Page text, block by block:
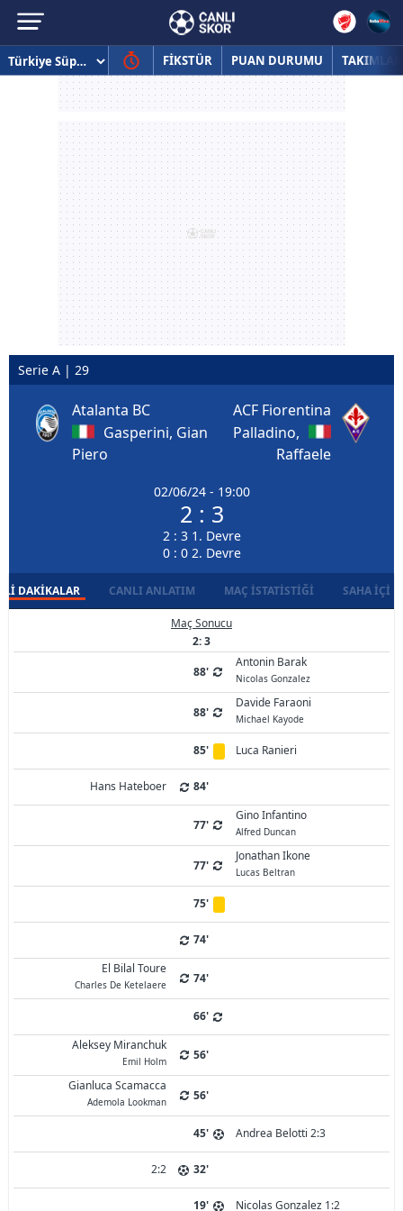
FİKSTÜR PUAN DURUMU TAKIMLAR
Serie A | 29
Atalanta BC
Gasperini, Gian
Piero
02/06/24 - 19:00
2 : 3
2 : 3 1. Devre
0 : 0 2. Devre
ACF Fiorentina
Palladino,
Raffaele
DAKIKALAR CANLI ANLATIM MAÇ İSTATISTIĞI SAHA İÇI
Maç Sonucu
2: 3
88'
Antonin Barak
Nicolas Gonzalez
88'
Davide Faraoni
Michael Kayode
85' Luca Ranieri
Hans Hateboer 84'
77'
Gino Infantino
Alfred Duncan
77'
Jonathan Ikone
Lucas Beltran
75'
74'
El Bilal Toure
Charles De Ketelaere 74'
66'
Aleksey Miranchuk
Emil Holm
56'
Gianluca Scamacca
Ademola Lookman 56'
45' Andrea Belotti 2:3
2:2 32'
19' Nicolas Gonzalez 1:2